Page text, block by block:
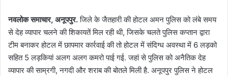
नवलोक समाचार, अनूपपुर.जिले के जैतहारी की होटल अमन पुलिस को लंबे समय
से देह व्‍यापार चलने की शिकायतें मिल रही थी, जिसके चलते पुलिस कप्‍तान द्वारा
टीम बनाकर होटल में छापमार कार्रवाई की तो होटल में संदिग्‍ध अवस्‍था में 6 लड़को
सहित 5 लड़कियां अलग अलग कमरो पाई गई. जहां से पुलिस को अनैतिक देह
व्‍यापार की साम्रगी, नगदी और शराब की बोतले मिली है. अनूपपुर पुलिस ने होटल